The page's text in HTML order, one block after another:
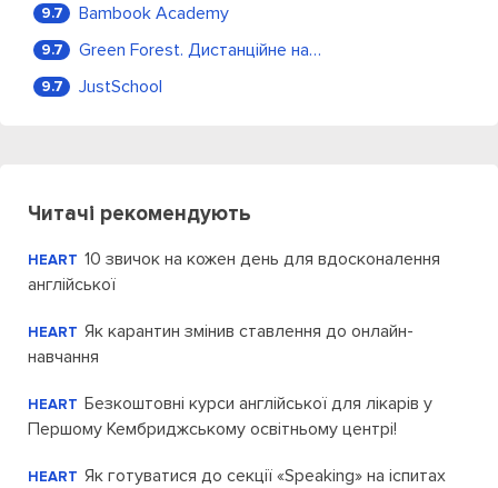
9.7 Bambook Academy
9.7 Green Forest. Дистанційне навчання
9.7 JustSchool
Читачі рекомендують
HEART 10 звичок на кожен день для вдосконалення
англійської
HEART Як карантин змінив ставлення до онлайн-
навчання
HEART Безкоштовні курси англійської для лікарів у
Першому Кембриджському освітньому центрі!
HEART Як готуватися до секції «Speaking» на іспитах